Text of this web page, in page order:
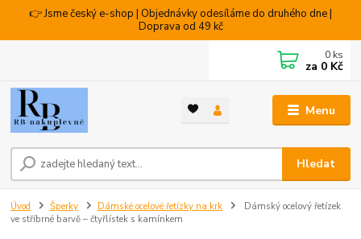
👉 Jsme český e-shop | Objednávky odesíláme do druhého dne |
Doprava od 49 kč
Menu
Hledat
0 ks
za 0 Kč
Úvod Šperky Dámské ocelové řetízky na krk
Dámský ocelový řetízek
ve stříbrné barvě – čtyřlístek s kamínkem